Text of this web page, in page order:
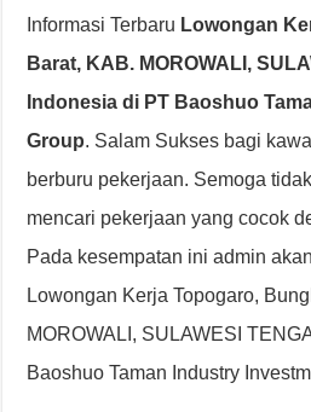
Informasi Terbaru Lowongan
Barat, KAB. MOROWALI,
Indonesia di PT Baoshuo
Group. Salam Sukses bagi
berburu pekerjaan. Semoga
mencari pekerjaan yang cocok
Pada kesempatan ini admin
Lowongan Kerja Topogaro,
MOROWALI, SULAWESI
Baoshuo Taman Industry